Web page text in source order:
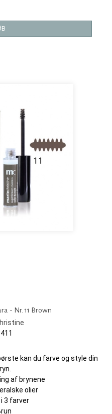
- Nr. 11 Brown
kan du farve og style din
af brynene
olier
i 3 farver